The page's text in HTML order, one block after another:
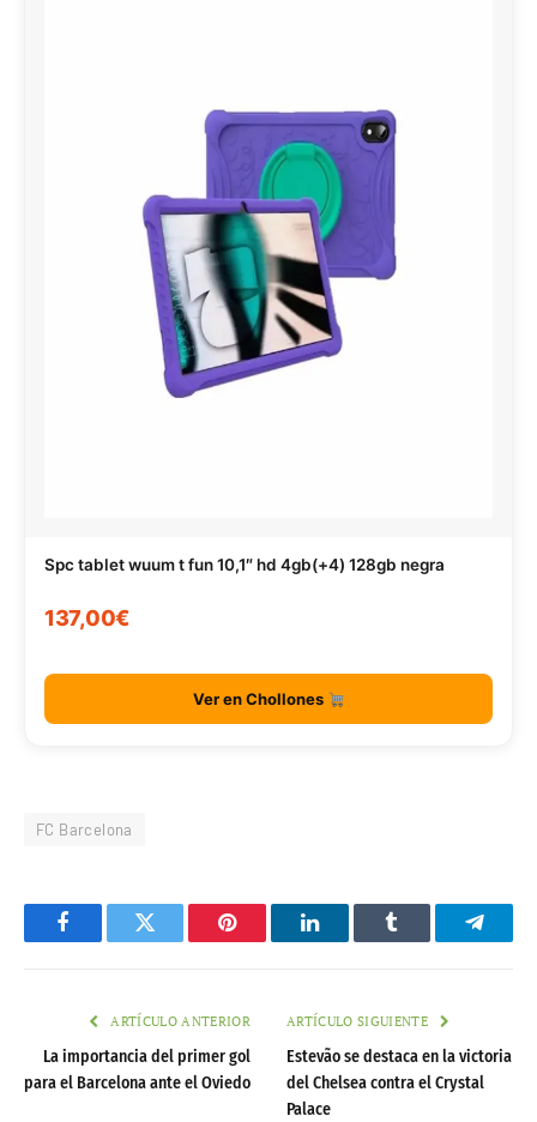
Spc tablet wuum t fun 10,1″ hd 4gb(+4) 128gb negra
137,00€
Ver en Chollones
FC Barcelona
FacebookTwitter Pinterest LinkedInTumblr
ARTÍCULO ANTERIOR
La importancia del primer gol
para el Barcelona ante el Oviedo
ARTÍCULO SIGUIENTE
Estevão se destaca en la victoria
del Chelsea contra el Crystal
Palace